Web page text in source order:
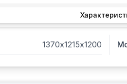
1370х1215х1200